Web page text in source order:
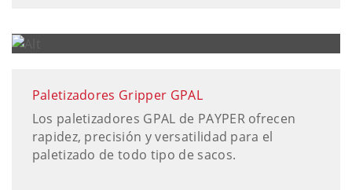
Paletizadores Gripper GPAL
Los paletizadores GPAL de PAYPER ofrecen
rapidez, precisión y versatilidad para el
paletizado de todo tipo de sacos.